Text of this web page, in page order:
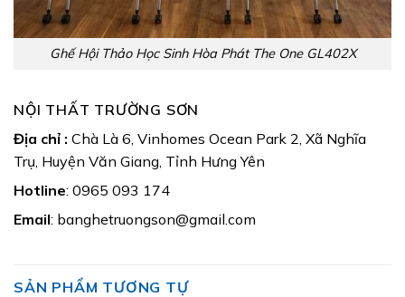
Ghế Hội Thảo Học Sinh Hòa Phát The One GL402X
NỘI THẤT TRƯỜNG SƠN
Địa chỉ : Chà Là 6, Vinhomes Ocean Park 2, Xã Nghĩa
Trụ, Huyện Văn Giang, Tỉnh Hưng Yên
Hotline: 0965 093 174
Email: banghetruongson@gmail.com
SẢN PHẨM TƯƠNG TỰ